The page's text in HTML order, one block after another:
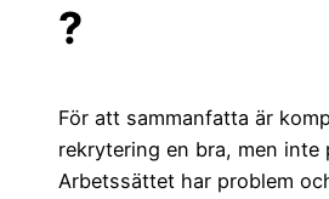
?
För att sammanfatta är
rekrytering en bra, men inte
Arbetssättet har problem